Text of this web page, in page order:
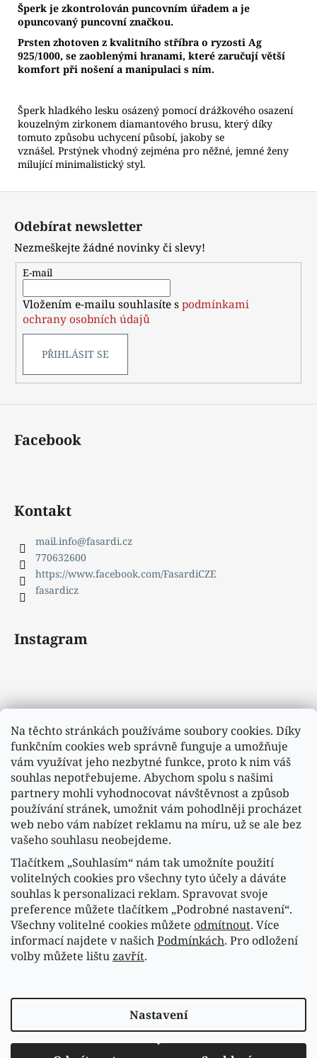
Na těchto stránkách používáme soubory cookies. Díky
funkčním cookies web správně funguje a umožňuje
vám využívat jeho nezbytné funkce, proto k nim váš
souhlas nepotřebujeme. Abychom spolu s našimi
partnery mohli vyhodnocovat návštěvnost a způsob
používání stránek, umožnit vám pohodlněji procházet
web nebo vám nabízet reklamu na míru, už se ale bez
vašeho souhlasu neobejdeme.
Tlačítkem „Souhlasím“ nám tak umožníte použití
volitelných cookies pro všechny tyto účely a dáváte
souhlas k personalizaci reklam. Spravovat svoje
preference můžete tlačítkem „Podrobné nastavení“.
Všechny volitelné cookies můžete odmítnout. Více
informací najdete v našichPodmínkách. Pro odložení
volby můžete lištuzavřít.
Nastavení
Šperk je zkontrolován puncovním úřadem a je
opuncovaný puncovní značkou.
Prsten zhotoven z kvalitního stříbra o ryzosti Ag
925/1000, se zaoblenými hranami, které zaručují větší
komfort při nošení a manipulaci s ním.
Šperk hladkého lesku osázený pomocí drážkového osazení
kouzelným zirkonem diamantového brusu, který díky
tomuto způsobu uchycení působí, jakoby se
vznášel. Prstýnek vhodný zejména pro něžné, jemné ženy
milující minimalistický styl.
Z
Odebírat newsletter
Nezmeškejte žádné novinky či slevy!
E-mail
Vložením e-mailu souhlasíte spodmínkami
ochrany osobních údajů
PŘIHLÁSIT SE
Facebook
Kontakt
mail.info@fasardi.cz
770632600
https://www.facebook.com/FasardiCZE
fasardicz
Instagram
Sledovat na Instagramu
Náš FACEBOOK
Vytvořil Shoptet
Copyright 2026Fasardi.cz. Všechna práva vyhrazena.
Upravit nastavení cookies